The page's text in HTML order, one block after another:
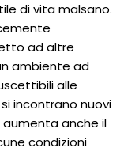
di vita malsano.
ad altre
ambiente ad
alle
incontrano nuovi
aumenta anche il
condizioni